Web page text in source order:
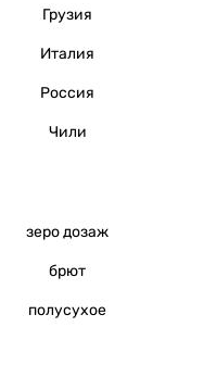
Грузия
Италия
Россия
Чили
зеро дозаж
брют
полусухое